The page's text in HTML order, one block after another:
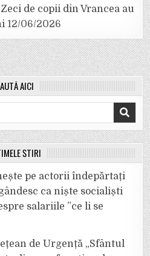
de copii din Vrancea au
12/06/2026
AICI
ȘTIRI
pe actorii îndepărtați
ca niște socialiști
salariile ”ce li se
de Urgență „Sfântul